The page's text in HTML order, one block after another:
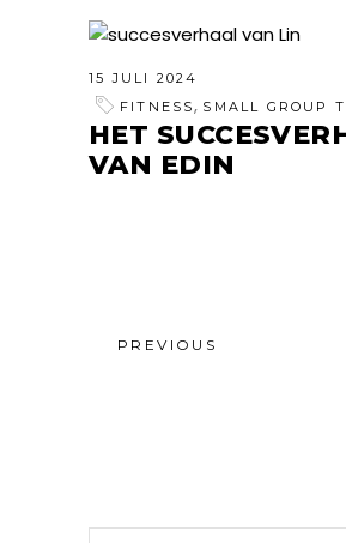
15 JULI 2024
FITNESS, SMALL GROUP
HET
VAN EDIN
PREVIOUS